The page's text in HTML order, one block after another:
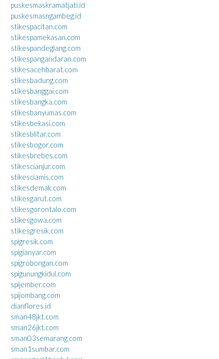
puskesmaskramatjati.id
puskesmasngambeg.id
stikespacitan.com
stikespamekasan.com
stikespandeglang.com
stikespangandaran.com
stikesacehbarat.com
stikesbadung.com
stikesbanggai.com
stikesbangka.com
stikesbanyumas.com
stikesbekasi.com
stikesblitar.com
stikesbogor.com
stikesbrebes.com
stikescianjur.com
stikesciamis.com
stikesdemak.com
stikesgarut.com
stikesgorontalo.com
stikesgowa.com
stikesgresik.com
spigresik.com
spigianyar.com
spigrobongan.com
spigunungkidul.com
spijember.com
spijombang.com
dianflores.id
sman48jkt.com
sman26jkt.com
sman03semarang.com
sman1sumbar.com